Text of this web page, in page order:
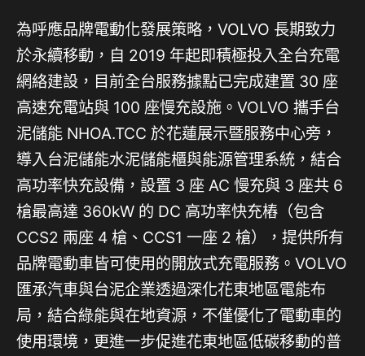
為呼應品牌電動化發展策略，VOLVO 長期致力
於永續移動，自 2019 年起即積極投入全台充電
網絡建設，目前全台服務據點已完成建置 30 座
高速充電站與 100 座慢充設施。VOLVO 攜手台
泥儲能 NHOA.TCC 於花蓮展示暨服務中心旁，
導入台泥儲能水泥儲能櫃與能源管理系統，結合
高功率快充設備，設置 3 座 AC 慢充與 3 座共 6
槍最高達 360kW 的 DC 高功率快充樁（包含
CCS2 兩座 4 槍、CCS1 一座 2 槍），提供所有
品牌電動車皆可使用的開放式充電服務。VOLVO
匯承汽車與台泥企業透過深化花東地區電能布
局，結合綠能與在地資源，不僅優化了電動車的
使用環境，更進一步促進花東地區低碳移動的普